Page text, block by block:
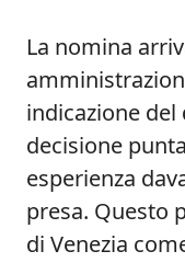
La nomina
indicazione
decisione
esperienza
presa. Questo
di Venezia